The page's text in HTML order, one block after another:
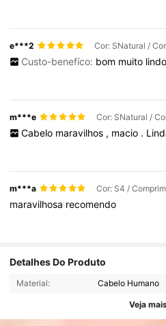
e***2
Custo-benefíco: bom muito lindo
m***e
Cabelo maravilhos , macio .
m***a
maravilhosa recomendo
Detalhes Do Produto
Material: Cabelo Humano
Veja